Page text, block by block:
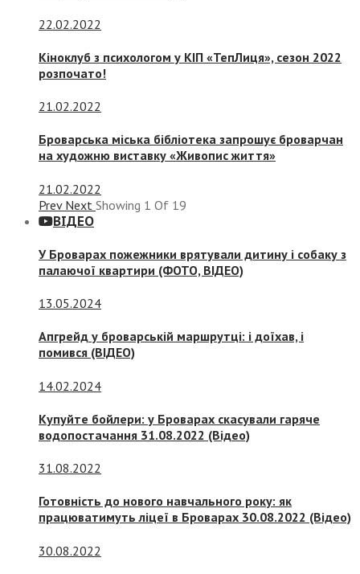
22.02.2022
Кіноклуб з психологом у КІП «ТепЛиця», сезон 2022
розпочато!
21.02.2022
Броварська міська бібліотека запрошує броварчан
на художню виставку «Живопис життя»
21.02.2022
Prev Next Showing 1 Of 19
ВІДЕО
У Броварах пожежники врятували дитину і собаку з
палаючої квартири (ФОТО, ВІДЕО)
13.05.2024
Апгрейд у броварській маршрутці: і доїхав, і
помився (ВІДЕО)
14.02.2024
Купуйте бойлери: у Броварах скасували гаряче
водопостачання 31.08.2022 (Відео)
31.08.2022
Готовність до нового навчального року: як
працюватимуть ліцеї в Броварах 30.08.2022 (Відео)
30.08.2022